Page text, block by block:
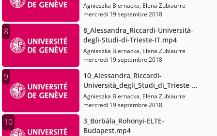
Agnieszka Biernacka, Elena Zubiaurre
mercredi 19 septembre 2018
8
8_Alessandra_Riccardi-Università-
degli-Studi-di-Trieste-IT.mp4
Agnieszka Biernacka, Elena Zubiaurre
mercredi 19 septembre 2018
9
10_Alessandra_Riccardi-
Università_degli_Studi_di_Trieste-
EN.mp4
Agnieszka Biernacka, Elena Zubiaurre
mercredi 19 septembre 2018
10
3_Borbála_Rohonyi-ELTE-
Budapest.mp4